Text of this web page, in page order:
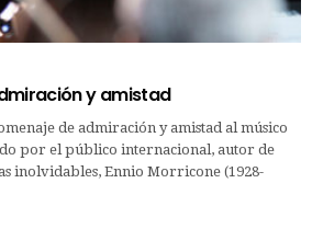
y amistad
de admiración y amistad al músico
por el público internacional, autor de
inolvidables, Ennio Morricone (1928-